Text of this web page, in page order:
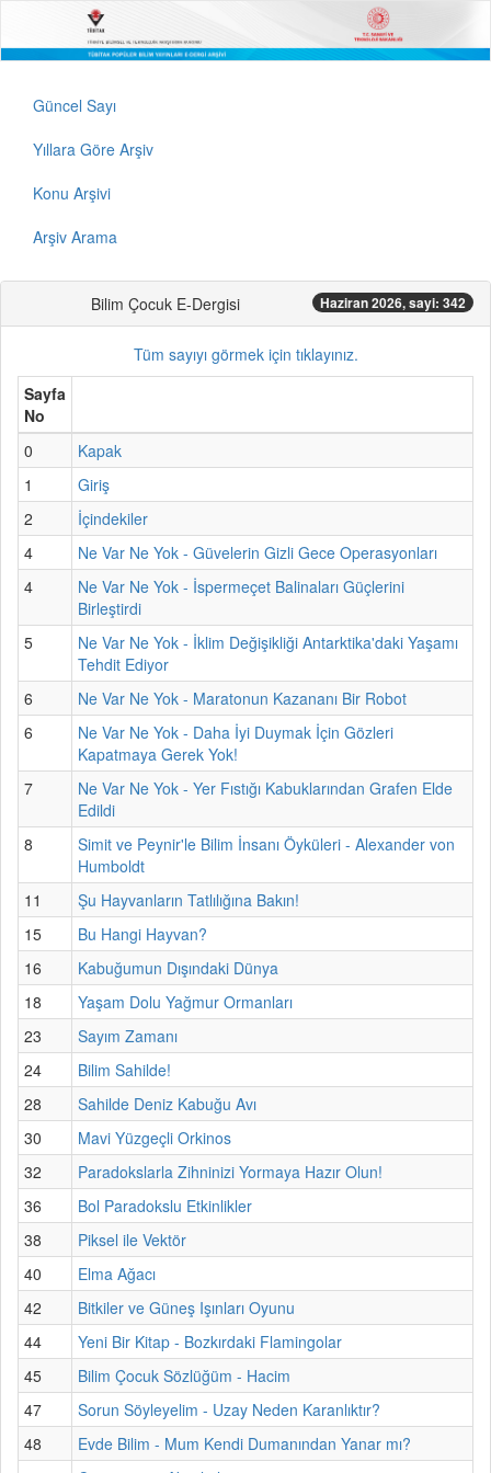
Güncel Sayı
Yıllara Göre Arşiv
Konu Arşivi
Arşiv Arama
Bilim Çocuk E-Dergisi Haziran 2026, sayi: 342
Tüm sayıyı görmek için tıklayınız.
Sayfa
No
0
Kapak
1
Giriş
2
İçindekiler
4
Ne Var Ne Yok - Güvelerin Gizli Gece Operasyonları
4
Ne Var Ne Yok - İspermeçet Balinaları Güçlerini
Birleştirdi
5
Ne Var Ne Yok - İklim Değişikliği Antarktika'daki Yaşamı
Tehdit Ediyor
6
Ne Var Ne Yok - Maratonun Kazananı Bir Robot
6
Ne Var Ne Yok - Daha İyi Duymak İçin Gözleri
Kapatmaya Gerek Yok!
7
Ne Var Ne Yok - Yer Fıstığı Kabuklarından Grafen Elde
Edildi
8
Simit ve Peynir'le Bilim İnsanı Öyküleri - Alexander von
Humboldt
11
Şu Hayvanların Tatlılığına Bakın!
15
Bu Hangi Hayvan?
16
Kabuğumun Dışındaki Dünya
18
Yaşam Dolu Yağmur Ormanları
23
Sayım Zamanı
24
Bilim Sahilde!
28
Sahilde Deniz Kabuğu Avı
30
Mavi Yüzgeçli Orkinos
32
Paradokslarla Zihninizi Yormaya Hazır Olun!
36
Bol Paradokslu Etkinlikler
38
Piksel ile Vektör
40
Elma Ağacı
42
Bitkiler ve Güneş Işınları Oyunu
44
Yeni Bir Kitap - Bozkırdaki Flamingolar
45
Bilim Çocuk Sözlüğüm - Hacim
47
Sorun Söyleyelim - Uzay Neden Karanlıktır?
48
Evde Bilim - Mum Kendi Dumanından Yanar mı?